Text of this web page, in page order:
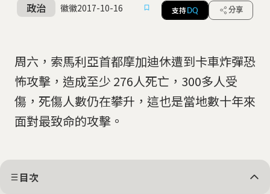
政治 徽徽2017-10-16 支持 DQ 分享
周六，索馬利亞首都摩加迪休遭到卡車炸彈恐
怖攻擊，造成至少 276人死亡，300多人受
傷，死傷人數仍在攀升，這也是當地數十年來
面對最致命的攻擊。
目次